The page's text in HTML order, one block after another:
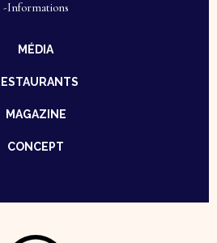
-Informations
MÉDIA
MAGAZINE
CONCEPT